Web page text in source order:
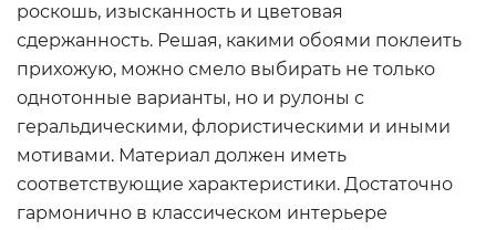
роскошь, изысканность и цветовая
сдержанность. Решая, какими обоями поклеить
прихожую, можно смело выбирать не только
однотонные варианты, но и рулоны с
геральдическими, флористическими и иными
мотивами. Материал должен иметь
соответствующие характеристики. Достаточно
гармонично в классическом интерьере